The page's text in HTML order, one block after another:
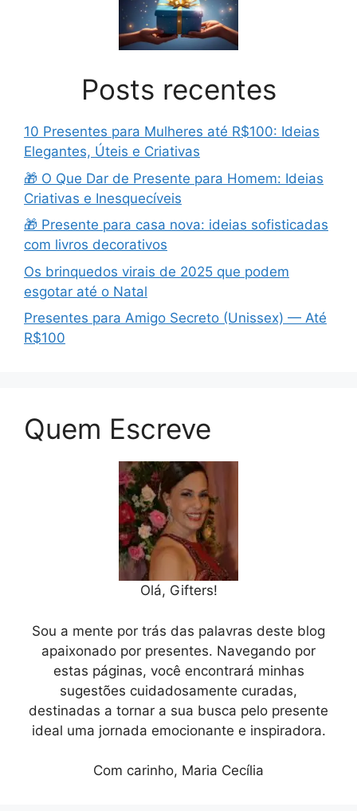
Posts recentes
10 Presentes para Mulheres até R$100: Ideias
Elegantes, Úteis e Criativas
🎁 O Que Dar de Presente para Homem: Ideias
Criativas e Inesquecíveis
🎁 Presente para casa nova: ideias sofisticadas
com livros decorativos
Os brinquedos virais de 2025 que podem
esgotar até o Natal
Presentes para Amigo Secreto (Unissex) — Até
R$100
Quem Escreve
Olá, Gifters!
Sou a mente por trás das palavras deste blog
apaixonado por presentes. Navegando por
estas páginas, você encontrará minhas
sugestões cuidadosamente curadas,
destinadas a tornar a sua busca pelo presente
ideal uma jornada emocionante e inspiradora.
Com carinho, Maria Cecília